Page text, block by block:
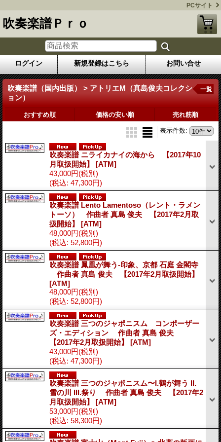
PCサイト
吹奏楽譜Ｐｒｏ
ログイン 新規登録はこちら お問い合せ
吹奏楽譜（国内出版） > アトリエM（真島俊夫コレクシ
ョン）
一覧
おすすめ順 価格の安い順 売れ筋順
表示件数:
吹奏楽譜 ニライカナイの海から 【2017年10
月取扱開始】 [ATM]
43,000円(税別)
(税込: 47,300円)
吹奏楽譜 Lento Lamentoso（レント・ラメン
トーソ） 作曲者 真島 俊夫 【2017年2月取
扱開始】 [ATM]
48,000円(税別)
(税込: 52,800円)
吹奏楽譜 鳳凰が舞う-印象、京都 石庭 金閣寺
作曲者 真島 俊夫 【2017年2月取扱開始】
[ATM]
48,000円(税別)
(税込: 52,800円)
吹奏楽譜 三つのジャポニスム コンポーザー
ズ・エディション 作曲者 真島 俊夫
【2017年2月取扱開始】 [ATM]
43,000円(税別)
(税込: 47,300円)
吹奏楽譜 三つのジャポニスム〜I.鶴が舞う II.
雪の川 III.祭り 作曲者 真島 俊夫 【2017年2
月取扱開始】 [ATM]
53,000円(税別)
(税込: 58,300円)